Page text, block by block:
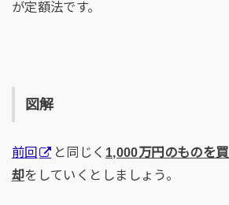
が定額法です。
図解
前回 と同じく 1,000万円のものを
却をしていくとしましょう。